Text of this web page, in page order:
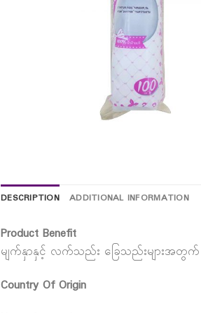
DESCRIPTION ADDITIONAL INFORMATION
Product Benefit
မျက်နှာနှင့် လက်သည်း ခြေသည်းများအတွက်
Country Of Origin